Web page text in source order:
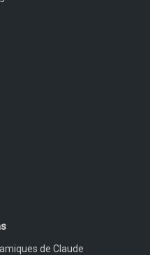
de Claude